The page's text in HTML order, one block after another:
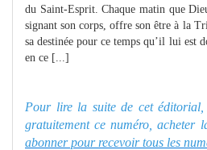
du Saint-Esprit. Chaque matin que
signant son corps, offre son être à la
sa destinée pour ce temps qu’il lui est
en ce [...]
Pour lire la suite de cet éditorial,
gratuitement ce numéro, acheter
abonner pour recevoir tous les